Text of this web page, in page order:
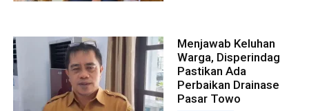
Menjawab Keluhan
Warga, Disperindag
Pastikan Ada
Perbaikan Drainase
Pasar Towo